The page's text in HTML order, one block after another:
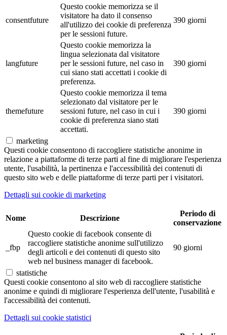
consentfuture
Questo cookie memorizza se il
visitatore ha dato il consenso
all'utilizzo dei cookie di preferenza
per le sessioni future.
390 giorni
langfuture
Questo cookie memorizza la
lingua selezionata dal visitatore
per le sessioni future, nel caso in
cui siano stati accettati i cookie di
preferenza.
390 giorni
themefuture
Questo cookie memorizza il tema
selezionato dal visitatore per le
sessioni future, nel caso in cui i
cookie di preferenza siano stati
accettati.
390 giorni
marketing
Questi cookie consentono di raccogliere statistiche anonime in
relazione a piattaforme di terze parti al fine di migliorare l'esperienza
utente, l'usabilità, la pertinenza e l'accessibilità dei contenuti di
questo sito web e delle piattaforme di terze parti per i visitatori.
Dettagli sui cookie di marketing
Nome Descrizione
Periodo di
conservazione
_fbp
Questo cookie di facebook consente di
raccogliere statistiche anonime sull'utilizzo
degli articoli e dei contenuti di questo sito
web nel business manager di facebook.
90 giorni
statistiche
Questi cookie consentono al sito web di raccogliere statistiche
anonime e quindi di migliorare l'esperienza dell'utente, l'usabilità e
l'accessibilità dei contenuti.
Dettagli sui cookie statistici